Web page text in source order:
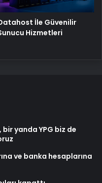
İle Güvenilir
Hizmetleri
yanda YPG biz de
ve banka hesaplarına